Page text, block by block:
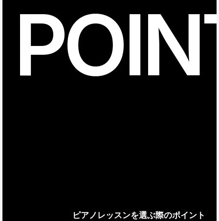
ピアノレッスンを選ぶ際のポイント